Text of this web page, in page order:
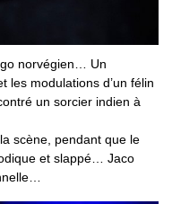
norvégien… Un
les modulations d’un félin
un sorcier indien à
scène, pendant que le
et slappé… Jaco